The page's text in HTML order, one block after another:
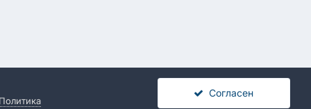
Согласен